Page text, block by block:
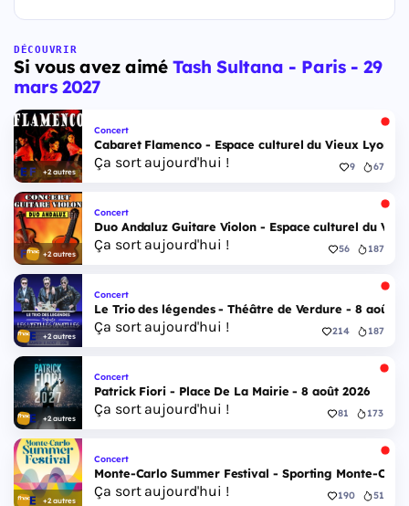
DÉCOUVRIR
Si vous avez aiméTash Sultana - Paris - 29
mars 2027
+2 autres
Concert
Cabaret Flamenco - Espace culturel du Vieux Lyon -
Ça sort aujourd'hui ! 9 67
+2 autres
Concert
Duo Andaluz Guitare Violon - Espace culturel du
Ça sort aujourd'hui ! 56 187
+2 autres
Concert
Le Trio des légendes - Théâtre de Verdure - 8 août
Ça sort aujourd'hui ! 214 187
+2 autres
Concert
Patrick Fiori - Place De La Mairie - 8 août 2026
Ça sort aujourd'hui ! 81 173
+2 autres
Concert
Monte-Carlo Summer Festival - Sporting Monte-
Ça sort aujourd'hui ! 190 51